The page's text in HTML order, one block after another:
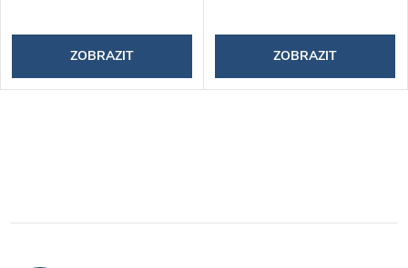
ZOBRAZIT ZOBRAZIT